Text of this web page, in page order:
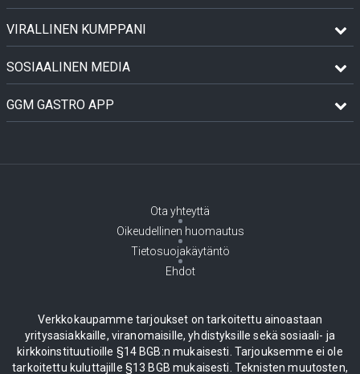
VIRALLINEN KUMPPANI
SOSIAALINEN MEDIA
GGM GASTRO APP
Ota yhteyttä
Oikeudellinen huomautus
Tietosuojakäytäntö
Ehdot
Verkkokaupamme tarjoukset on tarkoitettu ainoastaan
yritysasiakkaille, viranomaisille, yhdistyksille sekä sosiaali- ja
kirkkoinstituutioille §14 BGB:n mukaisesti. Tarjouksemme ei ole
tarkoitettu kuluttajille §13 BGB mukaisesti. Teknisten muutosten,